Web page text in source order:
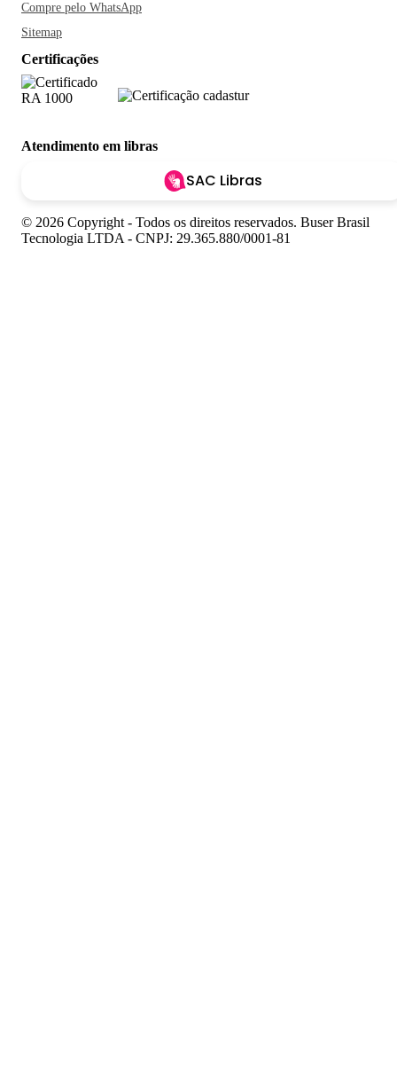
Compre pelo WhatsApp
Sitemap
Certificações
Atendimento em libras
SAC Libras
© 2026 Copyright - Todos os direitos reservados. Buser Brasil
Tecnologia LTDA - CNPJ: 29.365.880/0001-81